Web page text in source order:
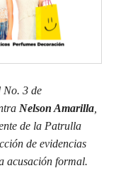
No. 3 de
Nelson Amarilla
de la Patrulla
de evidencias
acusación formal.